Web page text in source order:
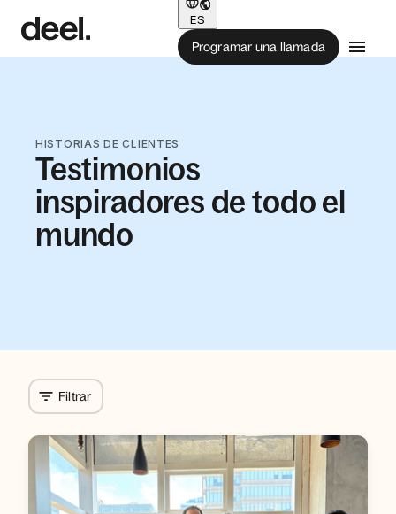
ES
Programar una llamada
HISTORIAS DE CLIENTES
Testimonios
inspiradores de todo el
mundo
Filtrar